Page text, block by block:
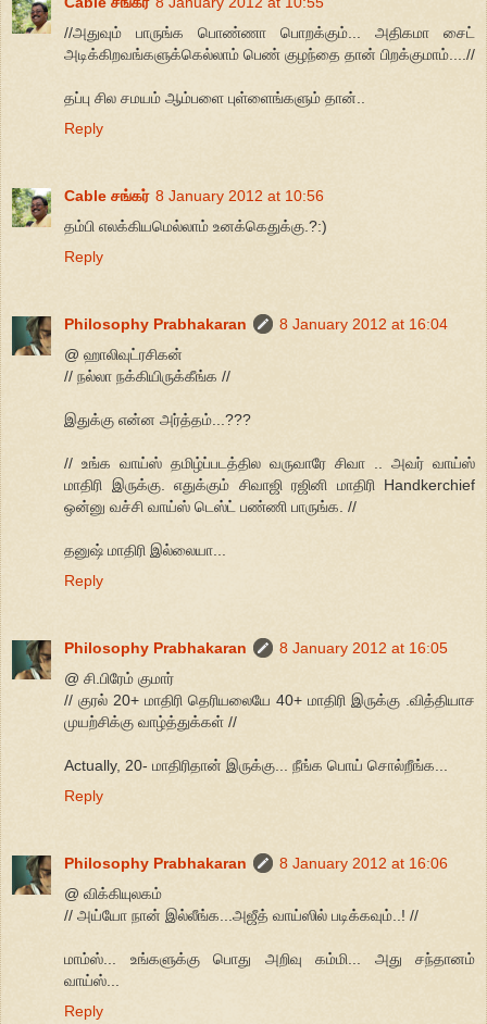
//அதுவும் பாருங்க பொண்ணா பொறக்கும்... அதிகமா சைட்
அடிக்கிறவங்களுக்கெல்லாம் பெண் குழந்தை தான் பிறக்குமாம்....//
தப்பு சில சமயம் ஆம்பளை புள்ளைங்களும் தான்..
Reply
Cable சங்கர் 8 January 2012 at 10:56
தம்பி எலக்கியமெல்லாம் உனக்கெதுக்கு.?:)
Reply
Philosophy Prabhakaran
8 January 2012 at 16:04
@ ஹாலிவுட்ரசிகன்
// நல்லா நக்கியிருக்கீங்க //
இதுக்கு என்ன அர்த்தம்...???
// உங்க வாய்ஸ் தமிழ்ப்படத்தில வருவாரே சிவா .. அவர் வாய்ஸ்
மாதிரி இருக்கு. எதுக்கும் சிவாஜி ரஜினி மாதிரி Handkerchief
ஒன்னு வச்சி வாய்ஸ் டெஸ்ட் பண்ணி பாருங்க. //
தனுஷ் மாதிரி இல்லையா...
Reply
Philosophy Prabhakaran
8 January 2012 at 16:05
@ சி.பிரேம் குமார்
// குரல் 20+ மாதிரி தெரியலையே 40+ மாதிரி இருக்கு .வித்தியாச
முயற்சிக்கு வாழ்த்துக்கள் //
Actually, 20- மாதிரிதான் இருக்கு... நீங்க பொய் சொல்றீங்க...
Reply
Philosophy Prabhakaran
8 January 2012 at 16:06
@ விக்கியுலகம்
// அய்யோ நான் இல்லீங்க...அஜீத் வாய்ஸில் படிக்கவும்..! //
மாம்ஸ்... உங்களுக்கு பொது அறிவு கம்மி... அது சந்தானம்
வாய்ஸ்...
Reply